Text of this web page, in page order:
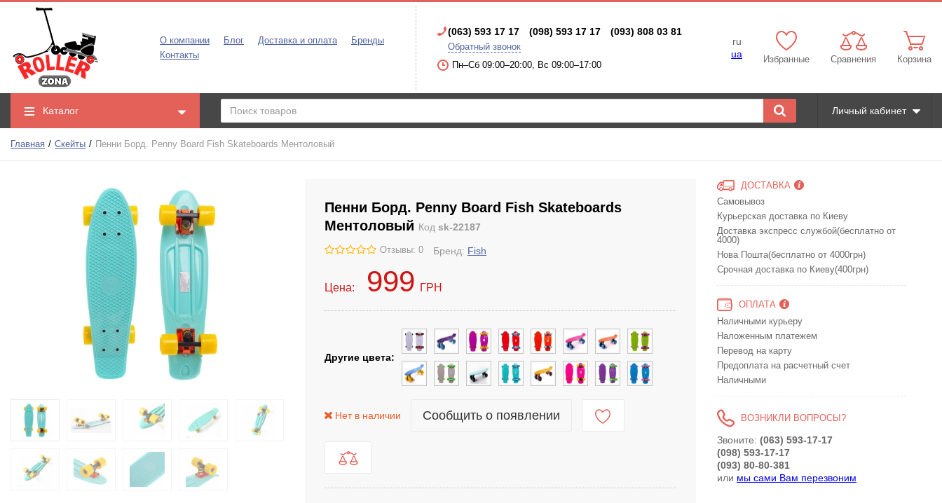
О компании Блог Доставка и оплата
Бренды
Контакты
(063) 593 17 17 (098) 593 17 17 (093) 808 03 81
Обратный звонок
Пн–Сб 09:00–20:00, Вс 09:00–17:00
ru
ua
Избранные Сравнения Корзина
Каталог Личный кабинет
Главная Скейты Пенни Борд. Penny Board Fish Skateboards Ментоловый
Пенни Борд. Penny Board Fish Skateboards
Ментоловый Код sk-22187
Отзывы: 0 Бренд: Fish
Цена: 999 ГРН
Другие цвета:
Нет в наличии Сообщить о появлении
ДОСТАВКА
Самовывоз
Курьерская доставка по Киеву
Доставка экспресс службой(бесплатно от
4000)
Нова Пошта(бесплатно от 4000грн)
Срочная доставка по Киеву(400грн)
ОПЛАТА
Наличными курьеру
Наложенным платежем
Перевод на карту
Предоплата на расчетный счет
Наличными
ВОЗНИКЛИ ВОПРОСЫ?
Звоните: (063) 593-17-17
(098) 593-17-17
(093) 80-80-381
или мы сами Вам перезвоним